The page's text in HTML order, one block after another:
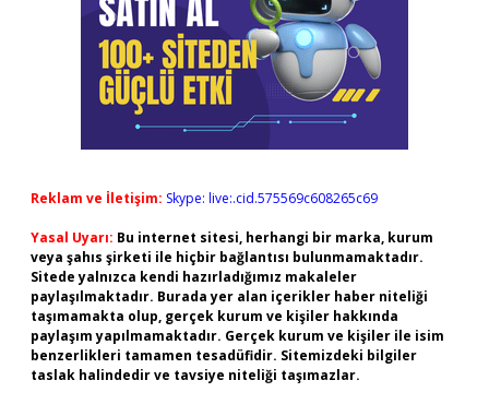
Reklam ve İletişim: Skype: live:.cid.575569c608265c69
Yasal Uyarı: Bu internet sitesi, herhangi bir marka, kurum
veya şahıs şirketi ile hiçbir bağlantısı bulunmamaktadır.
Sitede yalnızca kendi hazırladığımız makaleler
paylaşılmaktadır. Burada yer alan içerikler haber niteliği
taşımamakta olup, gerçek kurum ve kişiler hakkında
paylaşım yapılmamaktadır. Gerçek kurum ve kişiler ile isim
benzerlikleri tamamen tesadüfidir. Sitemizdeki bilgiler
taslak halindedir ve tavsiye niteliği taşımazlar.